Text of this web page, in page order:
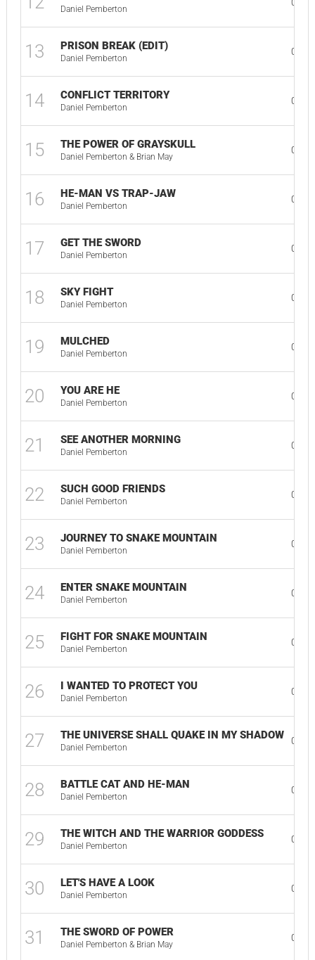
Daniel Pemberton
13 PRISON BREAK (EDIT)
Daniel Pemberton
03:46
14 CONFLICT TERRITORY
Daniel Pemberton
02:27
15 THE POWER OF GRAYSKULL
Daniel Pemberton & Brian May
01:54
16 HE-MAN VS TRAP-JAW
Daniel Pemberton
01:49
17 GET THE SWORD
Daniel Pemberton
01:21
18 SKY FIGHT
Daniel Pemberton
05:47
19 MULCHED
Daniel Pemberton
02:06
20 YOU ARE HE
Daniel Pemberton
01:14
21 SEE ANOTHER MORNING
Daniel Pemberton
01:54
22 SUCH GOOD FRIENDS
Daniel Pemberton
01:35
23 JOURNEY TO SNAKE MOUNTAIN
Daniel Pemberton
01:34
24 ENTER SNAKE MOUNTAIN
Daniel Pemberton
01:43
25 FIGHT FOR SNAKE MOUNTAIN
Daniel Pemberton
03:55
26 I WANTED TO PROTECT YOU
Daniel Pemberton
02:33
27 THE UNIVERSE SHALL QUAKE IN MY SHADOW
Daniel Pemberton
01:30
28 BATTLE CAT AND HE-MAN
Daniel Pemberton
02:23
29 THE WITCH AND THE WARRIOR GODDESS
Daniel Pemberton
01:27
30 LET'S HAVE A LOOK
Daniel Pemberton
01:15
31 THE SWORD OF POWER
Daniel Pemberton & Brian May
03:34